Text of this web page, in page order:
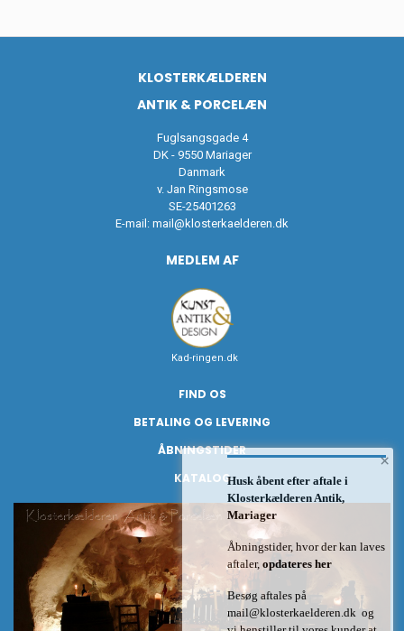
KLOSTERKÆLDEREN
ANTIK & PORCELÆN
Fuglsangsgade 4
DK - 9550 Mariager
Danmark
v. Jan Ringsmose
SE-25401263
E-mail: mail@klosterkaelderen.dk
MEDLEM AF
Kad-ringen.dk
FIND OS
BETALING OG LEVERING
ÅBNINGSTIDER
KATALOG
×
Husk åbent efter aftale i
Klosterkælderen Antik,
Mariager
Åbningstider, hvor der kan laves
aftaler, opdateres her
Besøg aftales på
mail@klosterkaelderen.dk og